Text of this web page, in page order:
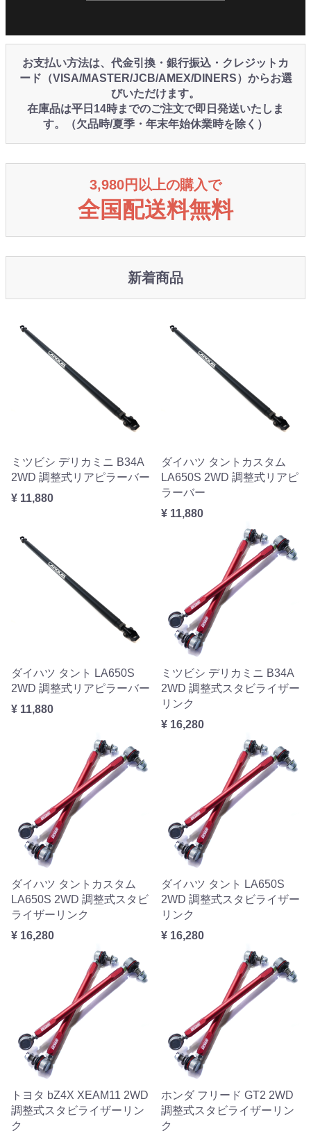
お支払い方法は、代金引換・銀行振込・クレジットカ
ード（VISA/MASTER/JCB/AMEX/DINERS）からお選
びいただけます。
在庫品は平日14時までのご注文で即日発送いたしま
す。（欠品時/夏季・年末年始休業時を除く）
3,980円以上の購入で
全国配送料無料
新着商品
ミツビシ デリカミニ B34A
2WD 調整式リアピラーバー
¥ 11,880
ダイハツ タントカスタム
LA650S 2WD 調整式リアピ
ラーバー
¥ 11,880
ダイハツ タント LA650S
2WD 調整式リアピラーバー
¥ 11,880
ミツビシ デリカミニ B34A
2WD 調整式スタビライザー
リンク
¥ 16,280
ダイハツ タントカスタム
LA650S 2WD 調整式スタビ
ライザーリンク
¥ 16,280
ダイハツ タント LA650S
2WD 調整式スタビライザー
リンク
¥ 16,280
トヨタ bZ4X XEAM11 2WD
調整式スタビライザーリン
ク
ホンダ フリード GT2 2WD
調整式スタビライザーリン
ク